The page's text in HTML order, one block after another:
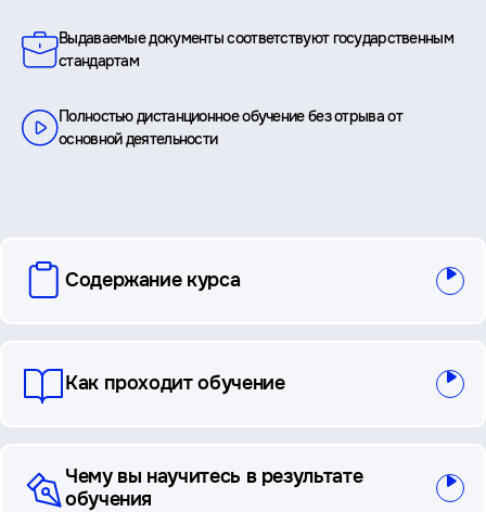
Выдаваемые документы соответствуют государственным
стандартам
Полностью дистанционное обучение без отрыва от
основной деятельности
вопросы
Содержание курса
Как проходит обучение
Чему вы научитесь в результате
обучения